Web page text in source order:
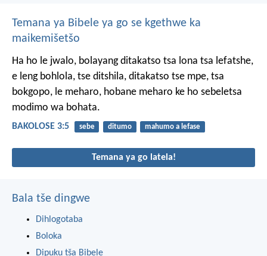
Temana ya Bibele ya go se kgethwe ka
maikemišetšo
Ha ho le jwalo, bolayang ditakatso tsa lona tsa lefatshe,
e leng bohlola, tse ditshila, ditakatso tse mpe, tsa
bokgopo, le meharo, hobane meharo ke ho sebeletsa
modimo wa bohata.
BAKOLOSE 3:5 sebe ditumo mahumo a lefase
Temana ya go latela!
Bala tše dingwe
Dihlogotaba
Boloka
Dipuku tša Bibele